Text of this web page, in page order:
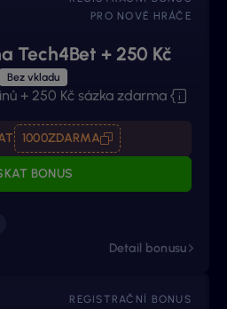
PRO NOVÉ HRÁČE
Tech4Bet + 250 Kč
Bez vkladu
+ 250 Kč sázka zdarma
1000ZDARMA
BONUS
Detail bonusu
REGISTRAČNÍ BONUS